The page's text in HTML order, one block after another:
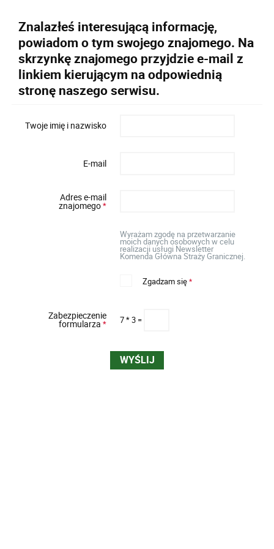
Znalazłeś interesującą informację,
powiadom o tym swojego znajomego. Na
skrzynkę znajomego przyjdzie e-mail z
linkiem kierującym na odpowiednią
stronę naszego serwisu.
Twoje imię i nazwisko
E-mail
Adres e-mail
znajomego*
Wyrażam zgodę na przetwarzanie
moich danych osobowych w celu
realizacji usługi Newsletter
Komenda Główna Straży Granicznej.
Zgadzam się*
Zabezpieczenie
formularza* 7 * 3 =